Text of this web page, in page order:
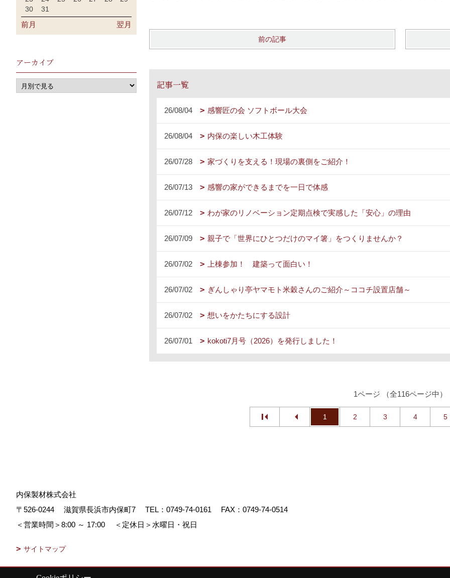
前の記事
記事一覧
26/08/04 感響匠の会 ソフトボール大会
26/08/04 内保の楽しい木工体験
26/07/28 家づくりを支える！現場の裏側をご紹介！
26/07/13 感響の家ができるまでを一日で体感
26/07/12 わが家のリノベーション定期点検で実感した「安心」の理由
26/07/09 親子で「世界にひとつだけのマイ箸」をつくりませんか？
26/07/02 上棟参加！ 建築って面白い！
26/07/02 ぎんしゃり亭ヤマモト米穀さんのご紹介～ココチ設置店舗～
26/07/02 想いをかたちにする設計
26/07/01 kokoti7月号（2026）を発行しました！
1ページ （全116ページ中）
1 2 3 4 5
30
31
前月 翌月
アーカイブ
内保製材株式会社
〒526-0244
滋賀県長浜市内保町7 TEL： 0749-74-0161
FAX：0749-74-0514
＜営業時間＞8:00 ～ 17:00
＜定休日＞水曜日・祝日
サイトマップ